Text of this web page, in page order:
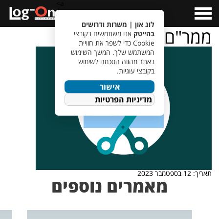
Menu
ממר"ם
תאריך: 12 בספטמבר 2023
מאמרים נוספים
לוג און | משרות ודרושים
בהייטק אנו משתמשים בקובצי
Cookie כדי לשפר את חוויית
המשתמש שלך. המשך השימוש
באתר מהווה הסכמה לשימוש
בקובצי עוגיות.
אישור
מדיניות הפרטיות